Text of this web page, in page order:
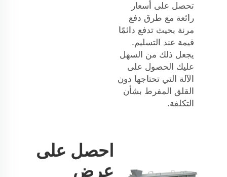
تحصل على أسعار
رائعة مع طرق دفع
مرنة بحيث تدفع دائمًا
قيمة عند التسليم.
يجعل ذلك من السهل
عليك الحصول على
الآلة التي تحتاجها دون
القلق المفرط بشأن
التكلفة.
احصل على
عرض